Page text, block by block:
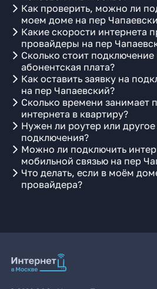
Как проверить, можно ли
моем доме на пер
Какие скорости интернета
провайдеры на пер
Сколько стоит подключение
абонентская плата?
Как оставить заявку на
на пер Чапаевский?
Сколько времени занимает
интернета в квартиру?
Нужен ли роутер или
подключения?
Можно ли подключить
мобильной связью на пер
Что делать, если в моём
провайдера?